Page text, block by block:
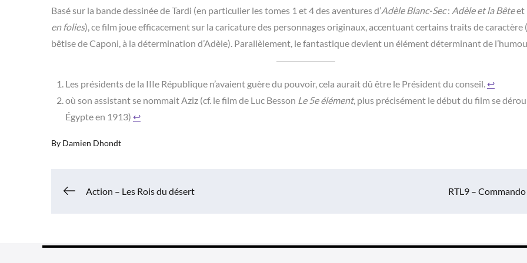
Basé sur la bande dessinée de Tardi (en particulier les tomes 1 et 4 des aventures d’Adèle Blanc-Sec: Adèle et la Bêteet
en folies), ce film joue efficacement sur la caricature des personnages originaux, accentuant certains traits de caractère
bêtise de Caponi, à la détermination d’Adèle). Parallèlement, le fantastique devient un élément déterminant de
Les présidents de la IIIe République n’avaient guère du pouvoir, cela aurait dû être le Président du conseil. ↩︎
où son assistant se nommait Aziz (cf. le film de Luc Besson Le 5e élément, plus précisément le début du film se
Égypte en 1913) ↩︎
By Damien Dhondt
Navigation
Action – Les Rois du désert RTL9 – Commando